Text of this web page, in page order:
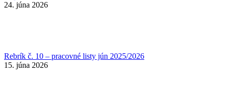
24. júna 2026
Rebrík č. 10 – pracovné listy jún 2025/2026
15. júna 2026